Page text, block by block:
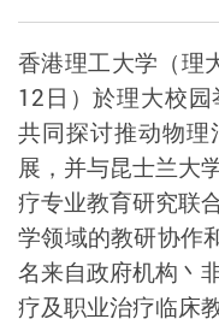
香港理工大学（理
12日）於理大校
共同探讨推动物理
展， 并与昆士兰大
疗专业教育研究联
学领域的教研协作
名来自政府机构丶
疗及职业治疗临床